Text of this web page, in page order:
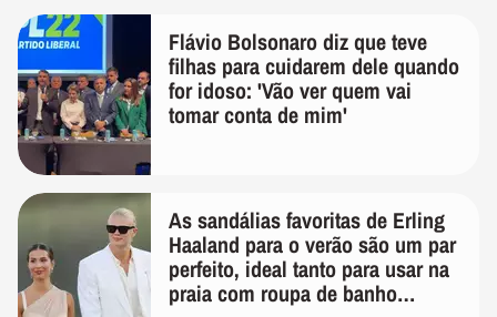
Flávio Bolsonaro diz que teve
filhas para cuidarem dele quando
for idoso: 'Vão ver quem vai
tomar conta de mim'
As sandálias favoritas de Erling
Haaland para o verão são um par
perfeito, ideal tanto para usar na
praia com roupa de banho